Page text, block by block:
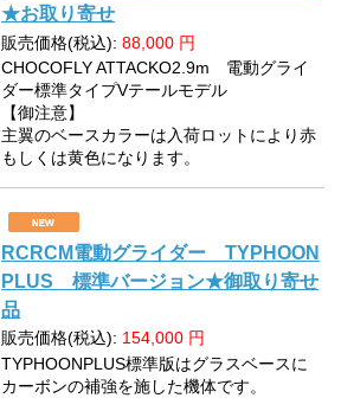
★お取り寄せ
販売価格(税込): 88,000 円
CHOCOFLY ATTACKO2.9m 電動グライ
ダー標準タイプVテールモデル
【御注意】
主翼のベースカラーは入荷ロットにより赤
もしくは黄色になります。
RCRCM電動グライダー TYPHOON
PLUS 標準バージョン★御取り寄せ
品
販売価格(税込): 154,000 円
TYPHOONPLUS標準版はグラスベースに
カーボンの補強を施した機体です。